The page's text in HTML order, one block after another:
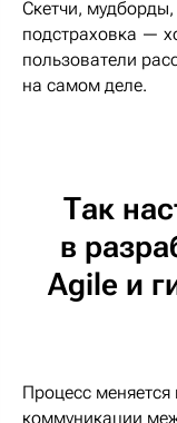
Скетчи,
подстраховка —
пользователи
на самом деле.
Так
в
Agile и
Процесс меняется
коммуникации